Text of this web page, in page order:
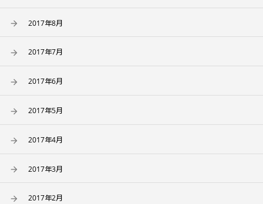
2017年8月
2017年7月
2017年6月
2017年5月
2017年4月
2017年3月
2017年2月